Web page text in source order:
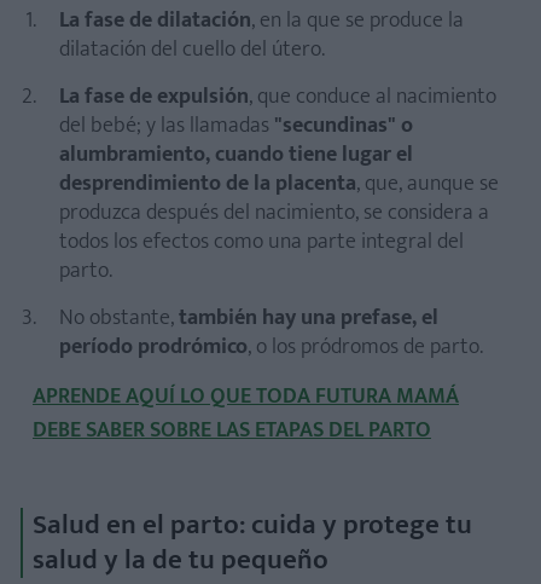
La fase de dilatación, en la que se produce la
dilatación del cuello del útero.
La fase de expulsión, que conduce al nacimiento
del bebé; y las llamadas "secundinas" o
alumbramiento, cuando tiene lugar el
desprendimiento de la placenta, que, aunque se
produzca después del nacimiento, se considera a
todos los efectos como una parte integral del
parto.
No obstante,también hay una prefase, el
período prodrómico, o los pródromos de parto.
APRENDE AQUÍ LO QUE TODA FUTURA MAMÁ
DEBE SABER SOBRE LAS ETAPAS DEL PARTO
Salud en el parto: cuida y protege tu
salud y la de tu pequeño